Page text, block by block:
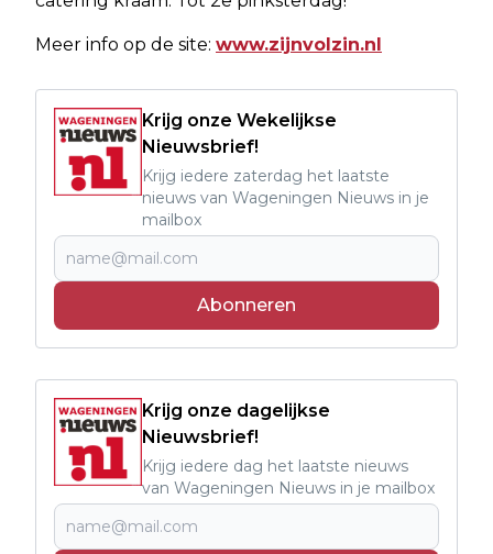
Meer info op de site: www.zijnvolzin.nl
Krijg onze Wekelijkse
Nieuwsbrief!
Krijg iedere zaterdag het laatste
nieuws van Wageningen Nieuws in je
mailbox
Abonneren
Krijg onze dagelijkse
Nieuwsbrief!
Krijg iedere dag het laatste nieuws
van Wageningen Nieuws in je mailbox